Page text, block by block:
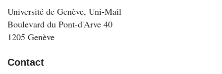
Université de Genève, Uni-Mail
Boulevard du Pont-d'Arve 40
1205 Genève
Contact